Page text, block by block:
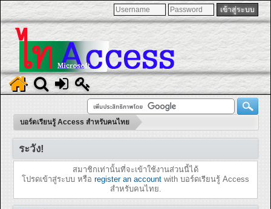
บอร์ดเรียนรู้ Access สำหรับคนไทย
ระวัง!
สมาชิกเท่านั้นที่จะเข้าใช้งานส่วนนี้ได้
โปรดเข้าสู่ระบบ หรือ register an account with บอร์ดเรียนรู้ Access
สำหรับคนไทย.